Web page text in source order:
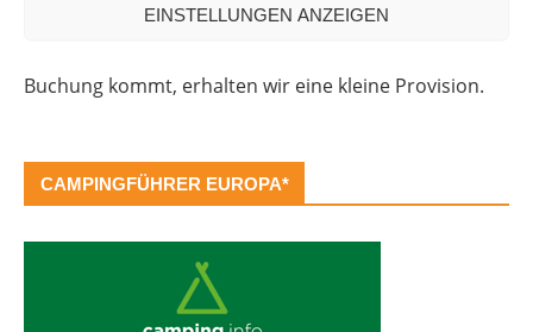
EINSTELLUNGEN ANZEIGEN
Offenlegung: Die Anfrage bei der Camper Oase ist
Buchung kommt, erhalten wir eine kleine Provision.
CAMPINGFÜHRER EUROPA*